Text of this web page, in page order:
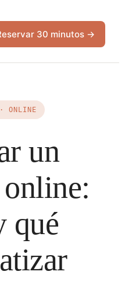
30 minutos →
· ONLINE
un
qué